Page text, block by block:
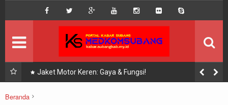
Jaket Motor Keren: Gaya & Fungsi!
Beranda
DISCLAIMER
MEGA MENU
INFO KEGIATAN